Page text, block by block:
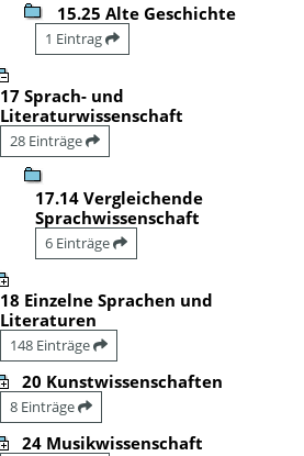
15.25 Alte Geschichte
1 Eintrag
17 Sprach- und
Literaturwissenschaft
28 Einträge
17.14 Vergleichende
Sprachwissenschaft
6 Einträge
18 Einzelne Sprachen und
Literaturen
148 Einträge
20 Kunstwissenschaften
8 Einträge
24 Musikwissenschaft